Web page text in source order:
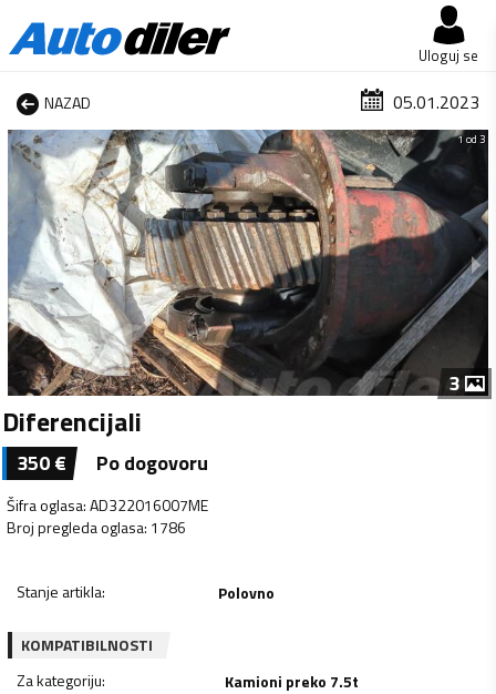
Uloguj se
NAZAD 05.01.2023
1 od 3
3
Diferencijali
350€ Po dogovoru
Šifra oglasa:AD322016007ME
Broj pregleda oglasa: 1786
Stanje artikla: Polovno
KOMPATIBILNOSTI
Za kategoriju: Kamioni preko 7.5t